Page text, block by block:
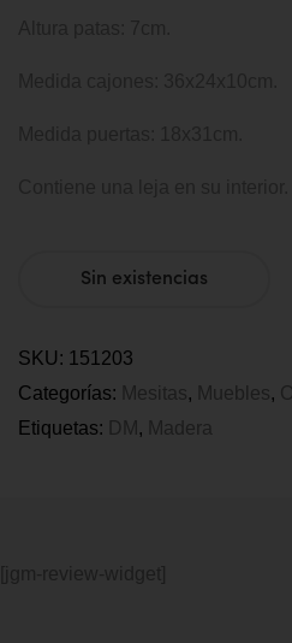
Sin existencias
SKU: 151203
Categorías: Mesitas, Muebles,
Etiquetas: DM , Madera